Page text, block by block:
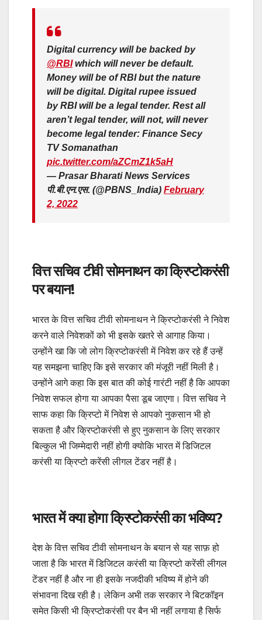
Digital currency will be backed by
@RBIwhich will never be default.
Money will be of RBI but the nature
will be digital. Digital rupee issued
by RBI will be a legal tender. Rest all
aren’t legal tender, will not, will never
become legal tender: Finance Secy
TV Somanathan
pic.twitter.com/aZCmZ1k5aH
— Prasar Bharati News Services
पी.बी.एन.एस. (@PBNS_India) February
2, 2022
वित्त सचिव टीवी सोमनाथन का क्रिप्टोकरंसी
पर बयान!
भारत के वित्त सचिव टीवी सोमनाथन ने क्रिप्टोकरंसी ने निवेश
करने वाले निवेशकों को भी इसके खतरे से आगाह किया।
उन्होंने खा कि जो लोग क्रिप्टोकरंसी में निवेश कर रहे हैं उन्हें
यह समझना चाहिए कि इसे सरकार की मंजूरी नहीं मिली है।
उन्होंने आगे कहा कि इस बात की कोई गारंटी नहीं है कि आपका
निवेश सफल होगा या आपका पैसा डूब जाएगा। वित्त सचिव ने
साफ कहा कि क्रिप्टो में निवेश से आपको नुकसान भी हो
सकता है और क्रिप्टोकरंसी से हुए नुकसान के लिए सरकार
बिल्कुल भी जिम्मेदारी नहीं होगी क्योकि भारत में डिजिटल
करंसी या क्रिप्टो करेंसी लीगल टेंडर नहीं है।
भारत में क्या होगा क्रिप्टोकरंसी का भविष्य?
देश के वित्त सचिव टीवी सोमनाथन के बयान से यह साफ़ हो
जाता है कि भारत में डिजिटल करंसी या क्रिप्टो करेंसी लीगल
टेंडर नहीं है और ना ही इसके नजदीकी भविष्य में होने की
संभावना दिख रही है। लेकिन अभी तक सरकार ने बिटकॉइन
समेत किसी भी क्रिप्टोकरंसी पर बैन भी नहीं लगाया है सिर्फ